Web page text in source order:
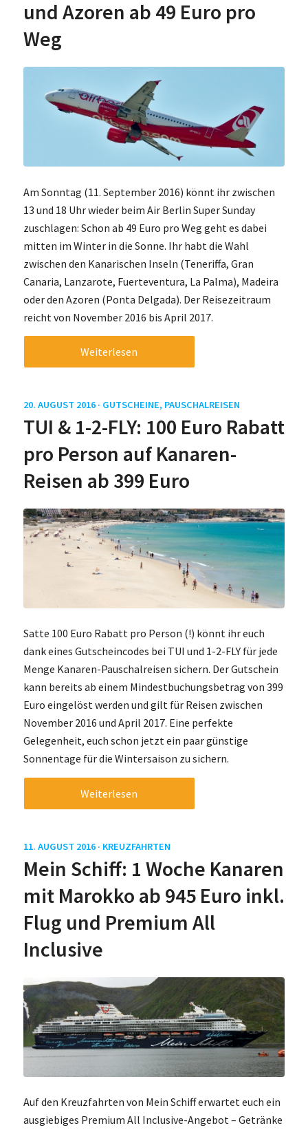
und Azoren ab 49 Euro pro
Weg
Am Sonntag (11. September 2016) könnt ihr zwischen
13 und 18 Uhr wieder beim Air Berlin Super Sunday
zuschlagen: Schon ab 49 Euro pro Weg geht es dabei
mitten im Winter in die Sonne. Ihr habt die Wahl
zwischen den Kanarischen Inseln (Teneriffa, Gran
Canaria, Lanzarote, Fuerteventura, La Palma), Madeira
oder den Azoren (Ponta Delgada). Der Reisezeitraum
reicht von November 2016 bis April 2017.
Weiterlesen
20. AUGUST 2016 · GUTSCHEINE, PAUSCHALREISEN
TUI & 1-2-FLY: 100 Euro Rabatt
pro Person auf Kanaren-
Reisen ab 399 Euro
Satte 100 Euro Rabatt pro Person (!) könnt ihr euch
dank eines Gutscheincodes bei TUI und 1-2-FLY für jede
Menge Kanaren-Pauschalreisen sichern. Der Gutschein
kann bereits ab einem Mindestbuchungsbetrag von 399
Euro eingelöst werden und gilt für Reisen zwischen
November 2016 und April 2017. Eine perfekte
Gelegenheit, euch schon jetzt ein paar günstige
Sonnentage für die Wintersaison zu sichern.
Weiterlesen
11. AUGUST 2016 · KREUZFAHRTEN
Mein Schiff: 1 Woche Kanaren
mit Marokko ab 945 Euro inkl.
Flug und Premium All
Inclusive
Auf den Kreuzfahrten von Mein Schiff erwartet euch ein
ausgiebiges Premium All Inclusive-Angebot – Getränke